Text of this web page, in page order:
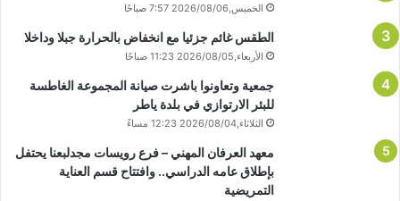
الخميس,2026/08/06 7:57 صباحًا
الطقس غائم جزئيا مع انخفاض بالحرارة جبلا وداخلا
الأربعاء,2026/08/05 11:23 صباحًا
جمعية وتعاونوا باشرت صيانة المجموعة الغاطسة
للبئر الارتوازي في بلدة ياطر
الثلاثاء,2026/08/04 12:23 مساءً
معهد العرفان المهني – فرع رويسات مجدلبعنا يحتفل
بإطلاق عامه الدراسي.. وافتتاح قسم العناية
التمريضية